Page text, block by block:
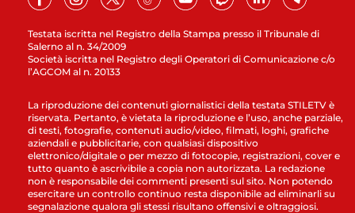
Testata iscritta nel Registro della Stampa presso il Tribunale di
Salerno al n. 34/2009
Società iscritta nel Registro degli Operatori di Comunicazione c/o
l’AGCOM al n. 20133
La riproduzione dei contenuti giornalistici della testata STILETV è
riservata. Pertanto, è vietata la riproduzione e l’uso, anche parziale,
di testi, fotografie, contenuti audio/video, filmati, loghi, grafiche
aziendali e pubblicitarie, con qualsiasi dispositivo
elettronico/digitale o per mezzo di fotocopie, registrazioni, cover e
tutto quanto è ascrivibile a copia non autorizzata. La redazione
non è responsabile dei commenti presenti sul sito. Non potendo
esercitare un controllo continuo resta disponibile ad eliminarli su
segnalazione qualora gli stessi risultano offensivi e oltraggiosi.